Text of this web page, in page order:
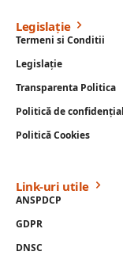
Legislație
Termeni si Conditii
Legislație
Transparenta Politica
Politică de
Politică Cookies
Link-uri utile
ANSPDCP
GDPR
DNSC